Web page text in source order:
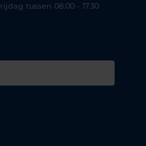
tussen 08.00 - 17.30